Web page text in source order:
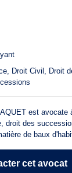
Droit Civil Droit
est avocate
droit des
de baux
cohabitation
cet avocat